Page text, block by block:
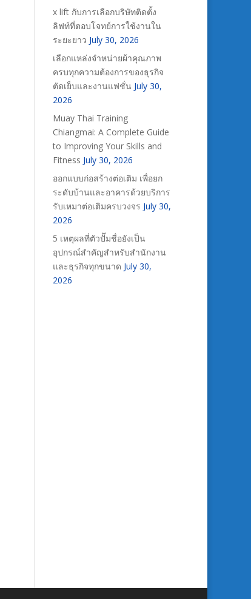
x lift กับการเลือกบริษัทติดตั้ง
ลิฟท์ที่ตอบโจทย์การใช้งานใน
ระยะยาว July 30, 2026
เลือกแหล่งจำหน่ายผ้าคุณภาพ
ครบทุกความต้องการของธุรกิจ
ตัดเย็บและงานแฟชั่น July 30,
2026
Muay Thai Training
Chiangmai: A Complete Guide
to Improving Your Skills and
Fitness July 30, 2026
ออกแบบก่อสร้างต่อเติม เพื่อยก
ระดับบ้านและอาคารด้วยบริการ
รับเหมาต่อเติมครบวงจร July 30,
2026
5 เหตุผลที่ตัวปั๊มชื่อยังเป็น
อุปกรณ์สำคัญสำหรับสำนักงาน
และธุรกิจทุกขนาด July 30,
2026